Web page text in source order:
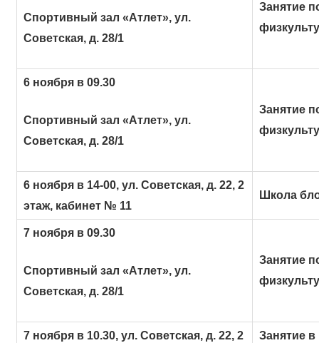
Спортивный зал «Атлет», ул.
Советская, д. 28/1
Занятие
6 ноября в 09.30
Спортивный зал «Атлет», ул.
Советская, д. 28/1
Занятие
6 ноября в 14-00, ул. Советская, д. 22, 2
этаж, кабинет № 11
Школа
7 ноября в 09.30
Спортивный зал «Атлет», ул.
Советская, д. 28/1
Занятие
7 ноября в 10.30, ул. Советская, д. 22, 2
Занятие в